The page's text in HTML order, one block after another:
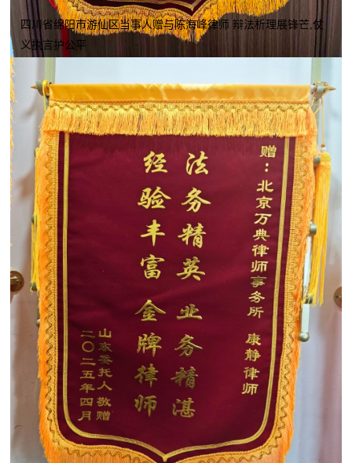
四川省绵阳市游仙区当事人赠与陈海峰律师 辩法析理展锋芒,仗
义执言护公平